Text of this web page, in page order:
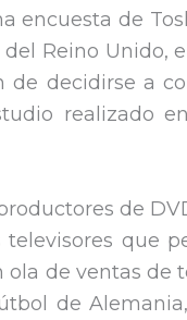
encuesta de
Reino Unido,
decidirse a
realizado
de
que
de ventas de
de